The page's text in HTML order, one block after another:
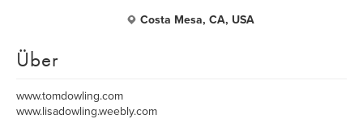
Costa Mesa, CA, USA
Über
www.tomdowling.com
www.lisadowling.weebly.com